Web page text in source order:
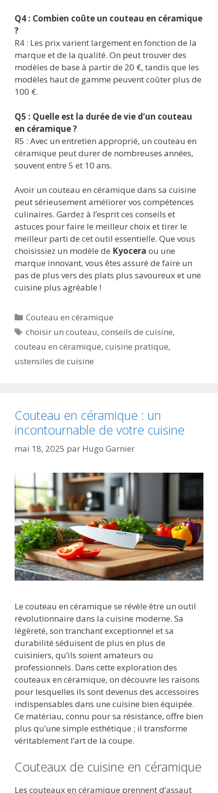
Q4 : Combien coûte un couteau en céramique
?
R4 : Les prix varient largement en fonction de la
marque et de la qualité. On peut trouver des
modèles de base à partir de 20 €, tandis que les
modèles haut de gamme peuvent coûter plus de
100 €.
Q5 : Quelle est la durée de vie d’un couteau
en céramique ?
R5 : Avec un entretien approprié, un couteau en
céramique peut durer de nombreuses années,
souvent entre 5 et 10 ans.
Avoir un couteau en céramique dans sa cuisine
peut sérieusement améliorer vos compétences
culinaires. Gardez à l’esprit ces conseils et
astuces pour faire le meilleur choix et tirer le
meilleur parti de cet outil essentielle. Que vous
choisissiez un modèle de Kyocera ou une
marque innovant, vous êtes assuré de faire un
pas de plus vers des plats plus savoureux et une
cuisine plus agréable !
Catégories
Couteau en céramique
Étiquettes
choisir un couteau,conseils de cuisine,
couteau en céramique, cuisine pratique,
ustensiles de cuisine
Couteau en céramique : un
incontournable de votre cuisine
mai 18, 2025 par Hugo Garnier
Le couteau en céramique se révèle être un outil
révolutionnaire dans la cuisine moderne. Sa
légèreté, son tranchant exceptionnel et sa
durabilité séduisent de plus en plus de
cuisiniers, qu’ils soient amateurs ou
professionnels. Dans cette exploration des
couteaux en céramique, on découvre les raisons
pour lesquelles ils sont devenus des accessoires
indispensables dans une cuisine bien équipée.
Ce matériau, connu pour sa résistance, offre bien
plus qu’une simple esthétique ; il transforme
véritablement l’art de la coupe.
Couteaux de cuisine en céramique
Les couteaux en céramique prennent d’assaut